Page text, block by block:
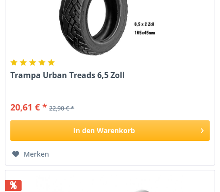
Trampa Urban Treads 6,5 Zoll
20,61 € * 22,90 € *
In den Warenkorb
Merken
%